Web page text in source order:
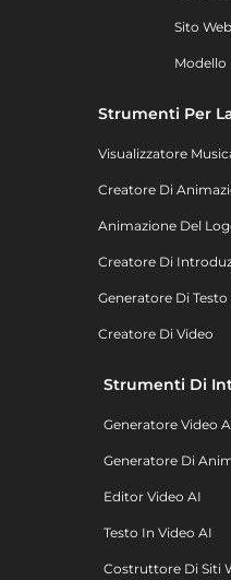
Sito Web
Modello
Strumenti Per
Visualizzatore
Creatore Di
Animazione Del
Creatore Di
Generatore Di
Creatore Di Video
Strumenti Di
Generatore Video
Generatore Di
Editor Video AI
Testo In Video AI
Costruttore Di Siti